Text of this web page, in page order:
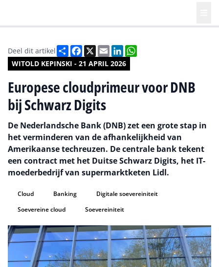
WITOLD KEPINSKI - 21 APRIL 2026
Deel dit artikel DeelFacebook
X EmailLinkedIn
Europese cloudprimeur voor DNB
bij Schwarz Digits
De Nederlandsche Bank (DNB) zet een grote stap in
het verminderen van de afhankelijkheid van
Amerikaanse techreuzen. De centrale bank tekent
een contract met het Duitse Schwarz Digits, het IT-
moederbedrijf van supermarktketen Lidl.
Cloud Banking
Digitale soevereiniteit
Soevereine cloud
Soevereiniteit